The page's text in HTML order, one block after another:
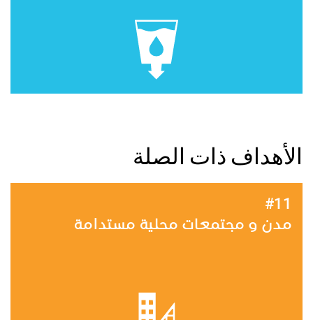
الأهداف ذات الصلة
#11
مدن و مجتمعات محلية مستدامة